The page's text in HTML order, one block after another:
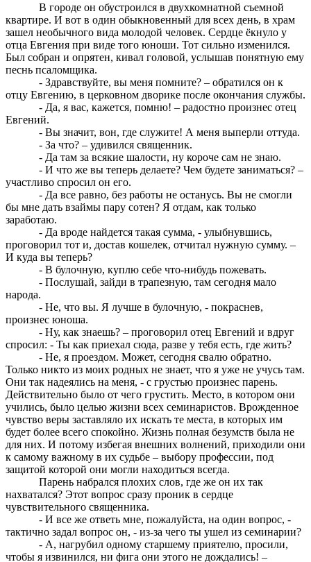
В городе он обустроился в двухкомнатной съемной
квартире. И вот в один обыкновенный для всех день, в храм
зашел необычного вида молодой человек. Сердце ёкнуло у
отца Евгения при виде того юноши. Тот сильно изменился.
Был собран и опрятен, кивал головой, услышав понятную ему
песнь псаломщика.
- Здравствуйте, вы меня помните? – обратился он к
отцу Евгению, в церковном дворике после окончания службы.
- Да, я вас, кажется, помню! – радостно произнес отец
Евгений.
- Вы значит, вон, где служите! А меня выперли оттуда.
- За что? – удивился священник.
- Да там за всякие шалости, ну короче сам не знаю.
- И что же вы теперь делаете? Чем будете заниматься? –
участливо спросил он его.
- Да все равно, без работы не останусь. Вы не смогли
бы мне дать взаймы пару сотен? Я отдам, как только
заработаю.
- Да вроде найдется такая сумма, - улыбнувшись,
проговорил тот и, достав кошелек, отчитал нужную сумму. –
И куда вы теперь?
- В булочную, куплю себе что-нибудь пожевать.
- Послушай, зайди в трапезную, там сегодня мало
народа.
- Не, что вы. Я лучше в булочную, - покраснев,
произнес юноша.
- Ну, как знаешь? – проговорил отец Евгений и вдруг
спросил: - Ты как приехал сюда, разве у тебя есть, где жить?
- Не, я проездом. Может, сегодня свалю обратно.
Только никто из моих родных не знает, что я уже не учусь там.
Они так надеялись на меня, - с грустью произнес парень.
Действительно было от чего грустить. Место, в котором они
учились, было целью жизни всех семинаристов. Врожденное
чувство веры заставляло их искать те места, в которых им
будет более всего спокойно. Жизнь полная безумств была не
для них. И потому избегая внешних волнений, приходили они
к самому важному в их судьбе – выбору профессии, под
защитой которой они могли находиться всегда.
Парень набрался плохих слов, где же он их так
нахватался? Этот вопрос сразу проник в сердце
чувствительного священника.
- И все же ответь мне, пожалуйста, на один вопрос, -
тактично задал вопрос он, - из-за чего ты ушел из семинарии?
- А, нагрубил одному старшему приятелю, просили,
чтобы я извинился, ни фига они этого не дождались! –